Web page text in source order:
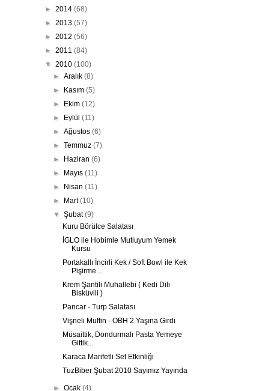
► 2014 (68)
► 2013 (57)
► 2012 (56)
► 2011 (84)
▼ 2010 (100)
►Aralık(8)
►
Kasım(5)
►
Ekim(12)
►
Eylül(11)
►Ağustos(6)
►Temmuz(7)
►
Haziran(6)
►
Mayıs(11)
►
Nisan(11)
►
Mart(10)
▼Şubat(9)
Kuru Börülce Salatası
İGLO ile Hobimle Mutluyum Yemek
Kursu
Portakallı İncirli Kek / Soft Bowl ile Kek
Pişirme...
Krem Şantili Muhallebi ( Kedi Dili
Bisküvili )
Pancar - Turp Salatası
Vişneli Muffin - OBH 2 Yaşına Girdi
Müsaittik, Dondurmalı Pasta Yemeye
Gittik...
Karaca Marifetli Set Etkinliği
TuzBiber Şubat 2010 Sayımız Yayında
►Ocak(4)